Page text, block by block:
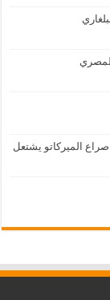
الميركاتو يشتعل